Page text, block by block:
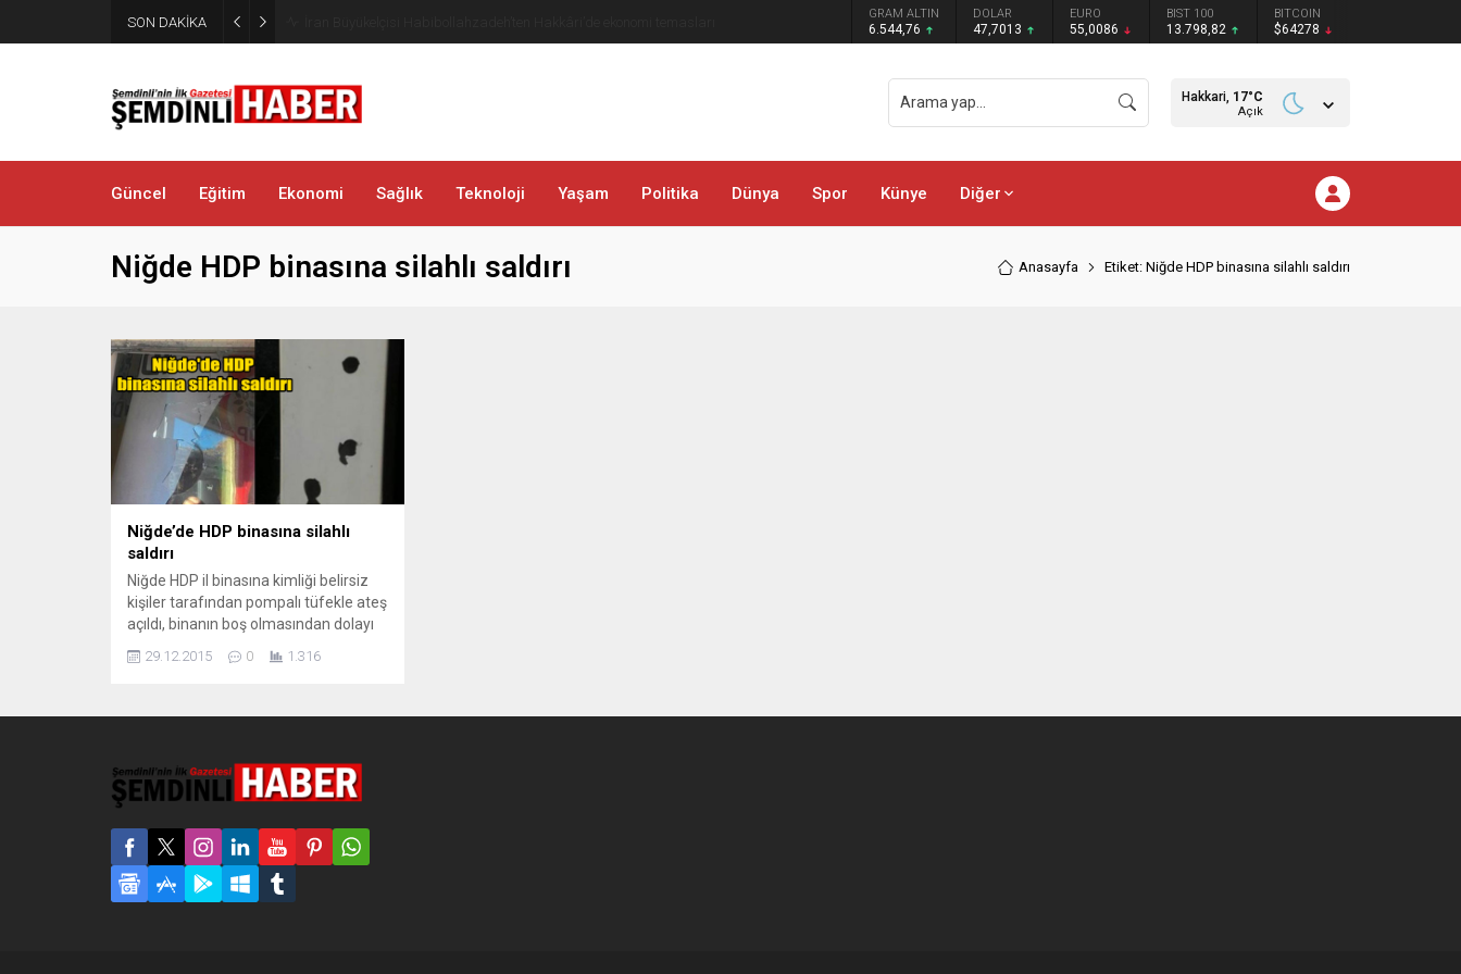
SON DAKİKA GRAM ALTIN
6.544,76
DOLAR
47,7013
EURO
55,0086
BIST 100
13.798,82
BITCOIN
$64278
Hakkari, 17°C
Açık
Güncel Eğitim Ekonomi Sağlık Teknoloji Yaşam Politika Dünya Spor Künye Diğer
Niğde HDP binasına silahlı saldırı Anasayfa Etiket: Niğde HDP binasına silahlı saldırı
Niğde’de HDP binasına silahlı
saldırı
Niğde HDP il binasına kimliği belirsiz
kişiler tarafından pompalı tüfekle ateş
açıldı, binanın boş olmasından dolayı
Roboski Katliamı protestosunda bir
kişilerce silahlı saldırı gerçekleştirdi.
Binanın boş olmasından...
29.12.2015 0 1.316